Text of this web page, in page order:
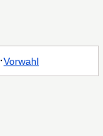
·Vorwahl